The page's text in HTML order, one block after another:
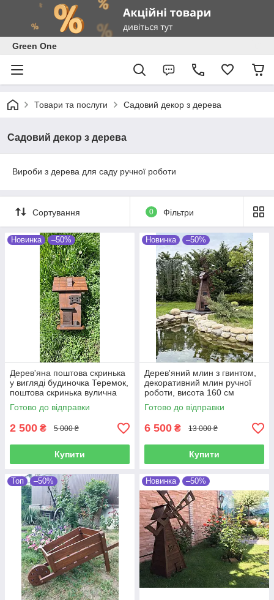
Green One
Товари та послуги Садовий декор з дерева
Садовий декор з дерева
Вироби з дерева для саду ручної роботи
Сортування 0 Фільтри
Новинка –50%
Дерев'яна поштова скринька
у вигляді будиночка Теремок,
поштова скринька вулична
для приватного будинку
ручної роботи
Готово до відправки
2 500 ₴ 5 000 ₴
Купити
Новинка –50%
Дерев'яний млин з гвинтом,
декоративний млин ручної
роботи, висота 160 см
Готово до відправки
6 500 ₴ 13 000 ₴
Купити
Топ –50% Новинка –50%